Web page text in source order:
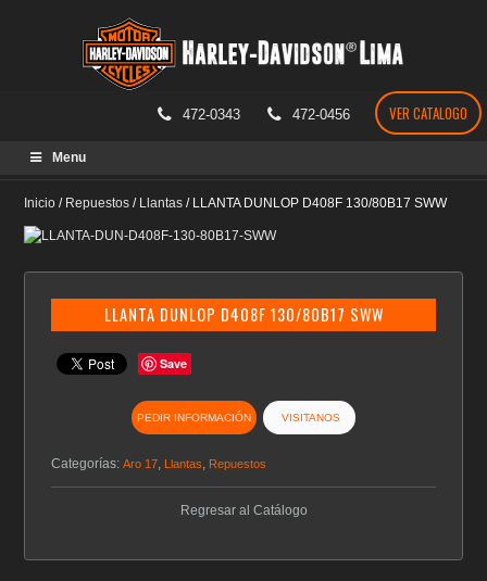
472-0343 472-0456 VER CATALOGO
Menu
Inicio / Repuestos / Llantas / LLANTA DUNLOP D408F 130/80B17 SWW
LLANTA DUNLOP D408F 130/80B17 SWW
Save
PEDIR INFORMACIÓN VISITANOS
Categorías:Aro 17 Llantas Repuestos
Regresar al Catálogo